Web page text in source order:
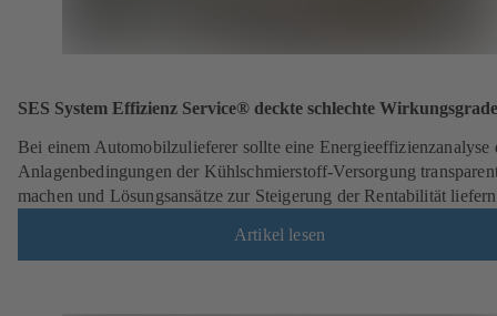
SES System Effizienz Service® deckte schlechte
Bei einem Automobilzulieferer sollte eine Energieeffizienzanalyse
Anlagenbedingungen der Kühlschmierstoff-Versorgung
machen und Lösungsansätze zur Steigerung der Rentabilität
Artikel lesen